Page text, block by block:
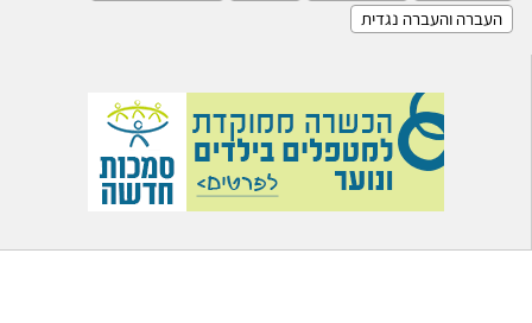
העברה והעברה נגדית